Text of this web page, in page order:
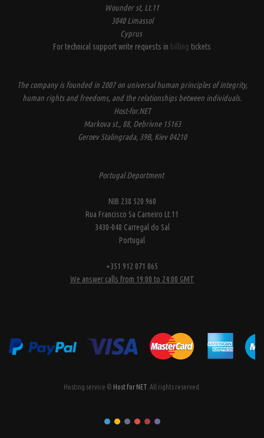
Wounder st, Lt.11
3040 Limassol
Cyprus
For technical support write requests in billing tickets
The company is founded in 2007 on universal human principles of integrity,
human rights and freedoms, and the relationships between individuals.
Host-for.NET
Markova st., 88, Debrivne 15163
Geroev Stalingrada, 39B, Kiev 04210
Portugal Deportment
NIB 238 520 960
Rua Francisco Sa Carneiro Lt.11
3430-048 Carregal do Sal
Portugal
+351 912 071 065
We answer calls from 19:00 to 24:00 GMT
Hosting service © Host for NET. All rights reserved.